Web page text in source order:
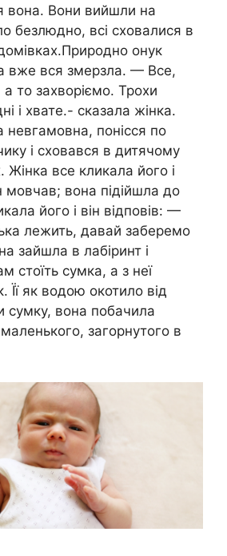
вона. Вони вийшли на
безлюдно, всі сховалися в
онук
вже вся змерзла. — Все,
то захворіємо. Трохи
і хвате.- сказала жінка.
невгамовна, понісся по
і сховався в дитячому
Жінка все кликала його і
мовчав; вона підійшла до
його і він відповів: —
лежить, давай заберемо
зайшла в лабіринт і
стоїть сумка, а з неї
Її як водою окотило від
сумку, вона побачила
загорнутого в